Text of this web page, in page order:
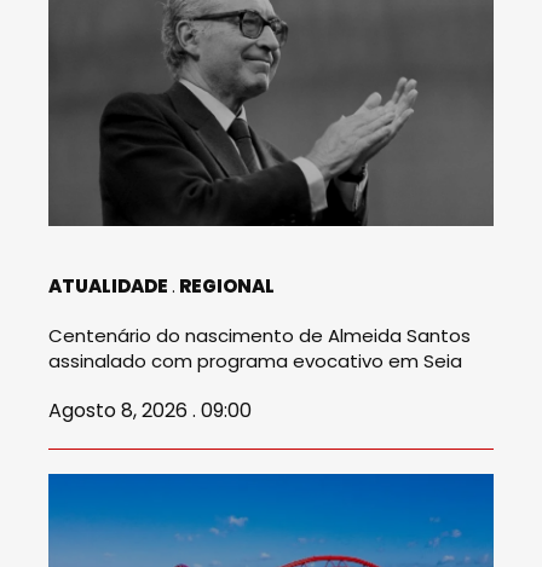
ATUALIDADE REGIONAL
Centenário do nascimento de Almeida Santos
assinalado com programa evocativo em Seia
Agosto 8, 2026 . 09:00